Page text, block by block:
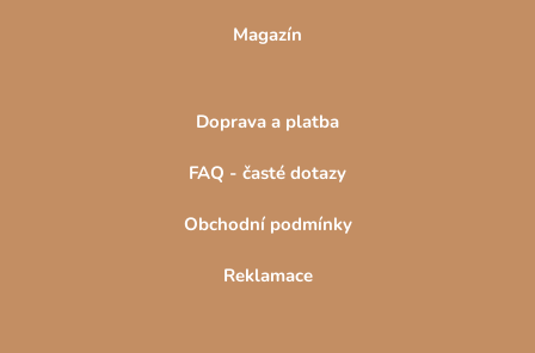
Magazín
Doprava a platba
FAQ - časté dotazy
Obchodní podmínky
Reklamace